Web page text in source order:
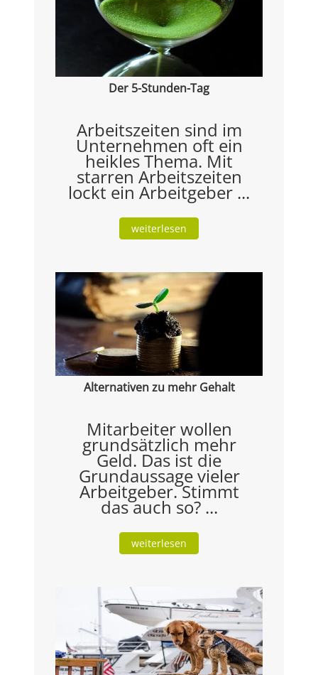
Der 5-Stunden-Tag
Arbeitszeiten sind im
Unternehmen oft ein
heikles Thema. Mit
starren Arbeitszeiten
lockt ein Arbeitgeber ...
weiterlesen
Alternativen zu mehr Gehalt
Mitarbeiter wollen
grundsätzlich mehr
Geld. Das ist die
Grundaussage vieler
Arbeitgeber. Stimmt
das auch so? ...
weiterlesen